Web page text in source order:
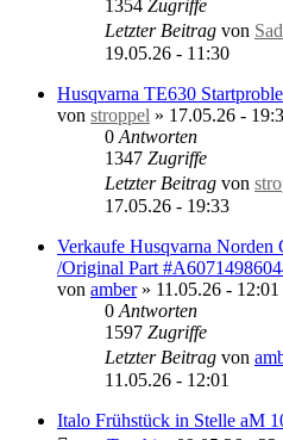
1354 Zugriffe
Letzter Beitrag von
19.05.26 - 11:30
Husqvarna TE630
von stroppel » 17.05.26 -
0 Antworten
1347 Zugriffe
Letzter Beitrag von
17.05.26 - 19:33
Verkaufe Husqvarna
/Original Part
von amber» 11.05.26 - 12:01
0 Antworten
1597 Zugriffe
Letzter Beitrag von
11.05.26 - 12:01
Italo Frühstück in Stelle aM